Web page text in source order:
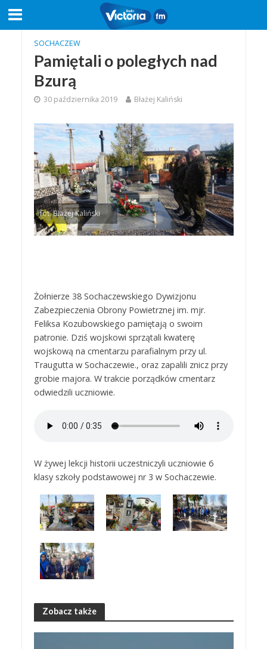
SOCHACZEW
Pamiętali o poległych nad
Bzurą
30 października 2019 Błażej Kaliński
fot. Błażej Kaliński
Żołnierze 38 Sochaczewskiego Dywizjonu
Zabezpieczenia Obrony Powietrznej im. mjr.
Feliksa Kozubowskiego pamiętają o swoim
patronie. Dziś wojskowi sprzątali kwaterę
wojskową na cmentarzu parafialnym przy ul.
Traugutta w Sochaczewie., oraz zapalili znicz przy
grobie majora. W trakcie porządków cmentarz
odwiedzili uczniowie.
W żywej lekcji historii uczestniczyli uczniowie 6
klasy szkoły podstawowej nr 3 w Sochaczewie.
Zobacz także